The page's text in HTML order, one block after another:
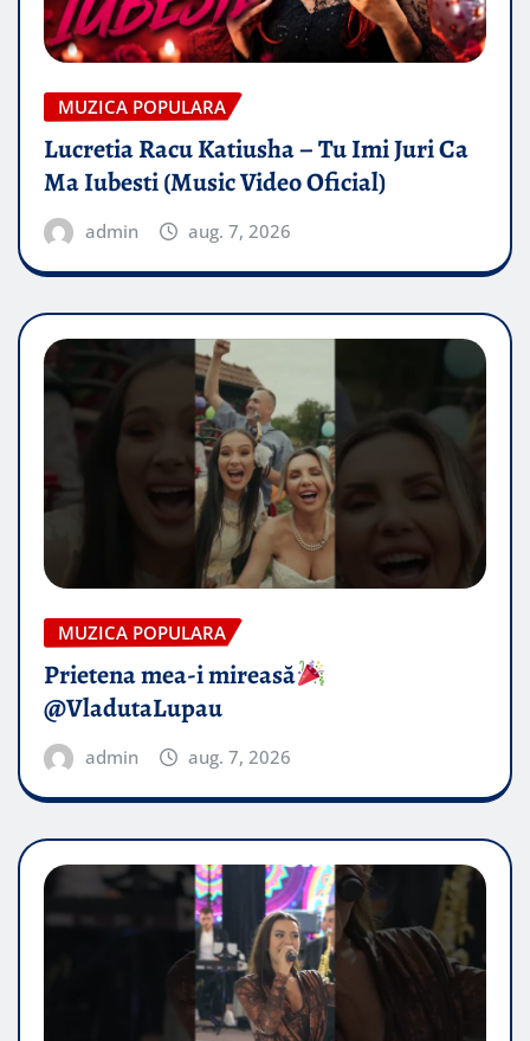
MUZICA POPULARA
Lucretia Racu Katiusha – Tu Imi Juri Ca
Ma Iubesti (Music Video Oficial)
admin aug. 7, 2026
MUZICA POPULARA
Prietena mea-i mireasă​
@VladutaLupau
admin aug. 7, 2026